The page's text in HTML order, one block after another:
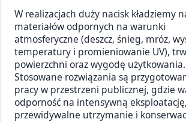
W realizacjach duży nacisk kładziemy
materiałów odpornych na warunki
atmosferyczne (deszcz, śnieg, mróz,
temperatury i promieniowanie UV),
powierzchni oraz wygodę użytkowania.
Stosowane rozwiązania są
pracy w przestrzeni publicznej, gdzie
odporność na intensywną
przewidywalne utrzymanie i